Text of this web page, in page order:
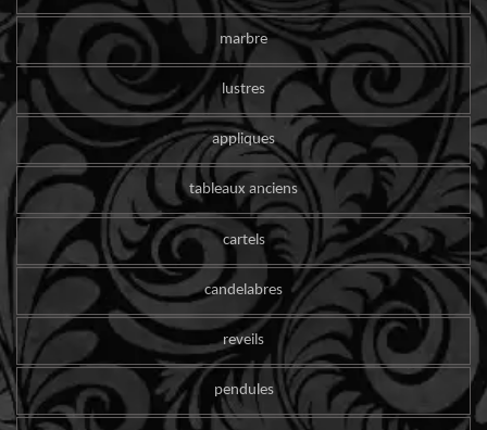
marbre
lustres
appliques
tableaux anciens
cartels
candelabres
reveils
pendules